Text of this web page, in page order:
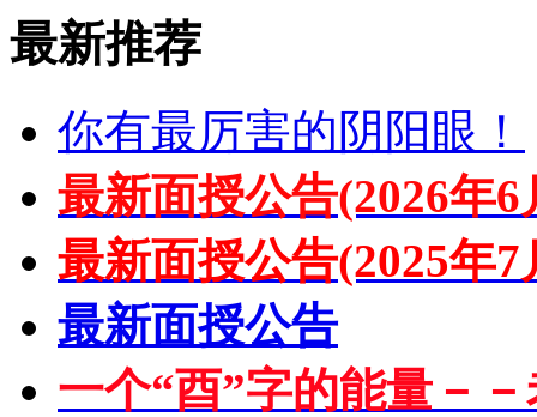
最新推荐
你有最厉害的阴阳眼！
最新面授公告(2026年
最新面授公告(2025年
最新面授公告
一个“酉”字的能量－